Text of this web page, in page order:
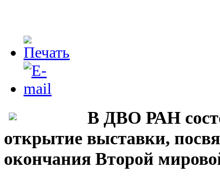
В ДВО РАН
открытие выставки,
окончания Второй